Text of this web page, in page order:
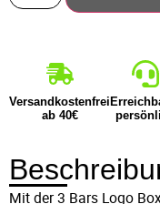
Versandkostenfrei
ab 40€
Mit der 3 Bars Logo